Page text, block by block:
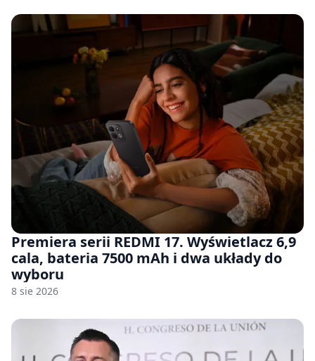
Premiera serii REDMI 17. Wyświetlacz 6,9
cala, bateria 7500 mAh i dwa układy do
wyboru
8 sie 2026